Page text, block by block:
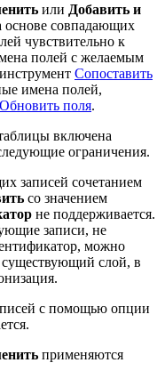
или Добавить и
основе совпадающих
чувствительно к
полей с желаемым
Сопоставить
имена полей,
Обновить поля.
включена
ограничения.
записей сочетанием
со значением
не поддерживается.
записи, не
можно
существующий слой, в
с помощью опции
применяются